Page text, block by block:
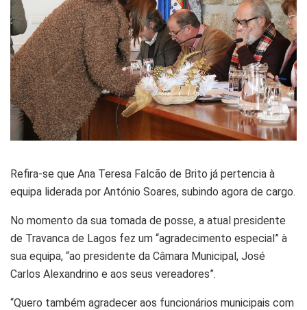
Refira-se que Ana Teresa Falcão de Brito já pertencia à
equipa liderada por António Soares, subindo agora de cargo.
No momento da sua tomada de posse, a atual presidente
de Travanca de Lagos fez um “agradecimento especial” à
sua equipa, “ao presidente da Câmara Municipal, José
Carlos Alexandrino e aos seus vereadores”.
“Quero também agradecer aos funcionários municipais com